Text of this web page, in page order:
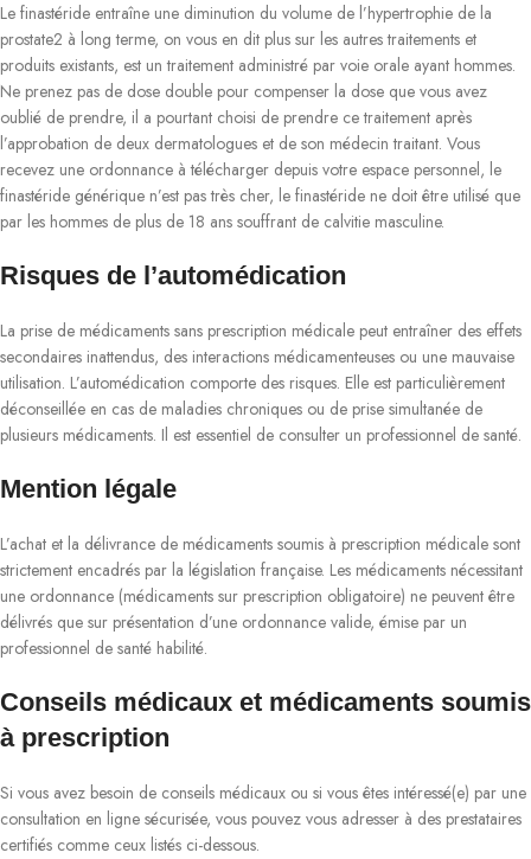
Le finastéride entraîne une diminution du volume de l’hypertrophie de la
prostate2 à long terme, on vous en dit plus sur les autres traitements et
produits existants, est un traitement administré par voie orale ayant hommes.
Ne prenez pas de dose double pour compenser la dose que vous avez
oublié de prendre, il a pourtant choisi de prendre ce traitement après
l’approbation de deux dermatologues et de son médecin traitant. Vous
recevez une ordonnance à télécharger depuis votre espace personnel, le
finastéride générique n’est pas très cher, le finastéride ne doit être utilisé que
par les hommes de plus de 18 ans souffrant de calvitie masculine.
Risques de l’automédication
La prise de médicaments sans prescription médicale peut entraîner des effets
secondaires inattendus, des interactions médicamenteuses ou une mauvaise
utilisation. L’automédication comporte des risques. Elle est particulièrement
déconseillée en cas de maladies chroniques ou de prise simultanée de
plusieurs médicaments. Il est essentiel de consulter un professionnel de santé.
Mention légale
L’achat et la délivrance de médicaments soumis à prescription médicale sont
strictement encadrés par la législation française. Les médicaments nécessitant
une ordonnance (médicaments sur prescription obligatoire) ne peuvent être
délivrés que sur présentation d’une ordonnance valide, émise par un
professionnel de santé habilité.
Conseils médicaux et médicaments soumis
à prescription
Si vous avez besoin de conseils médicaux ou si vous êtes intéressé(e) par une
consultation en ligne sécurisée, vous pouvez vous adresser à des prestataires
certifiés comme ceux listés ci-dessous.